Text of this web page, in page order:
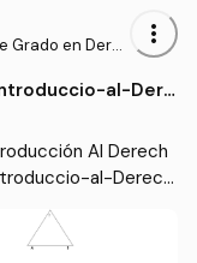
Grado en Dere
(US)
more_vert
al-Dere
Al Derech
al-Derech